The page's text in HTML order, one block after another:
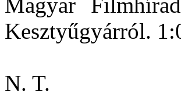
Kesztyűgyárról.
N. T.